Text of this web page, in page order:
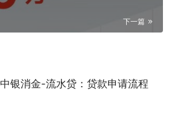
下一篇
中银消金-流水贷：贷款申请流程